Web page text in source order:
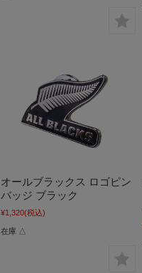
オールブラックス ロゴピン
バッジ ブラック
¥1,320(税込)
在庫 △